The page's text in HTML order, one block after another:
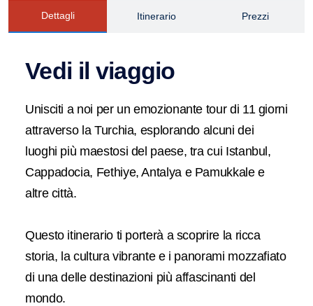
Dettagli Itinerario Prezzi
Vedi il viaggio
Unisciti a noi per un emozionante tour di 11 giorni
attraverso la Turchia, esplorando alcuni dei
luoghi più maestosi del paese, tra cui Istanbul,
Cappadocia, Fethiye, Antalya e Pamukkale e
altre città.
Questo itinerario ti porterà a scoprire la ricca
storia, la cultura vibrante e i panorami mozzafiato
di una delle destinazioni più affascinanti del
mondo.